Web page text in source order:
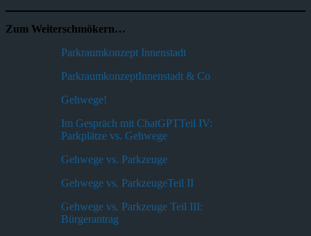
Zum Weiterschmökern…
Parkraumkonzept Innenstadt
ParkraumkonzeptInnenstadt & Co
Gehwege!
Im Gespräch mit ChatGPTTeil IV:
Parkplätze vs. Gehwege
Gehwege vs. Parkzeuge
Gehwege vs. ParkzeugeTeil II
Gehwege vs. Parkzeuge Teil III:
Bürgerantrag